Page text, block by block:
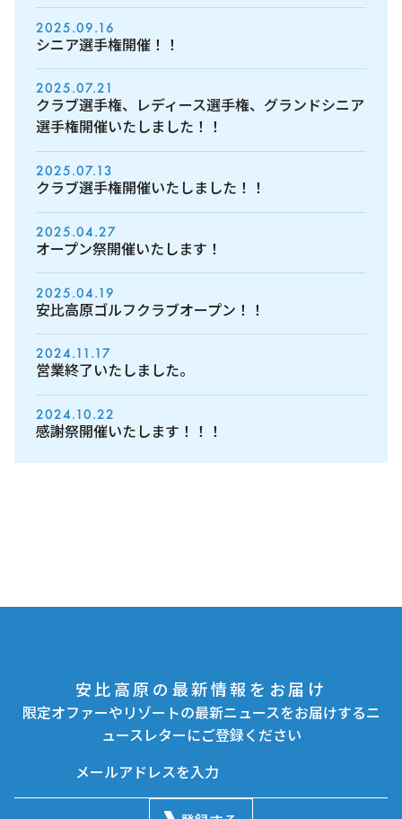
2025.09.16
シニア選手権開催！！
2025.07.21
クラブ選手権、レディース選手権、グランドシニア
選手権開催いたしました！！
2025.07.13
クラブ選手権開催いたしました！！
2025.04.27
オープン祭開催いたします！
2025.04.19
安比高原ゴルフクラブオープン！！
2024.11.17
営業終了いたしました。
2024.10.22
感謝祭開催いたします！！！
安比高原の最新情報をお届け
限定オファーやリゾートの最新ニュースをお届けするニ
ュースレターにご登録ください